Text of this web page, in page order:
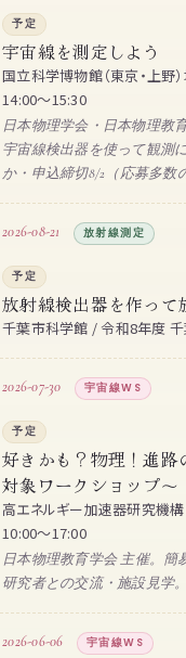
予定
宇宙線を測定しよう
国立科学博物館（東京・上
14:00〜15:30
日本物理学会・日本物理教
宇宙線検出器を使って観測
か・申込締切8/2（応募多数
2026-08-21 放射線測定
予定
放射線検出器を作って
千葉市科学館 / 令和8年度
2026-07-30 宇宙線WS
予定
好きかも？物理！進
対象ワークショップ〜
高エネルギー加速器研究機
10:00〜17:00
日本物理教育学会 主催。
研究者との交流・施設見学
2026-06-06 宇宙線WS